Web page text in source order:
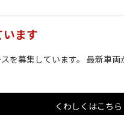
ます
を募集しています。 最新車
くわしくはこちら